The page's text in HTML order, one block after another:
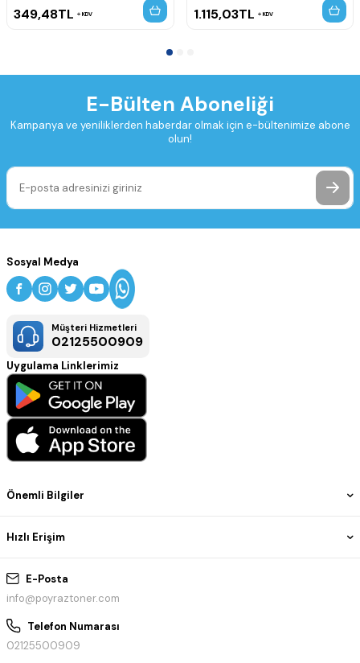
349,48TL KDV 1.115,03TL KDV
E-Bülten Aboneliği
Kampanya ve yeniliklerden haberdar olmak için e-bültenimize abone
olun!
E-Posta
info@poyraztoner.com
Telefon Numarası
02125500909
Önemli Bilgiler
Hızlı Erişim
Sosyal Medya
Müşteri Hizmetleri
02125500909
Uygulama Linklerimiz